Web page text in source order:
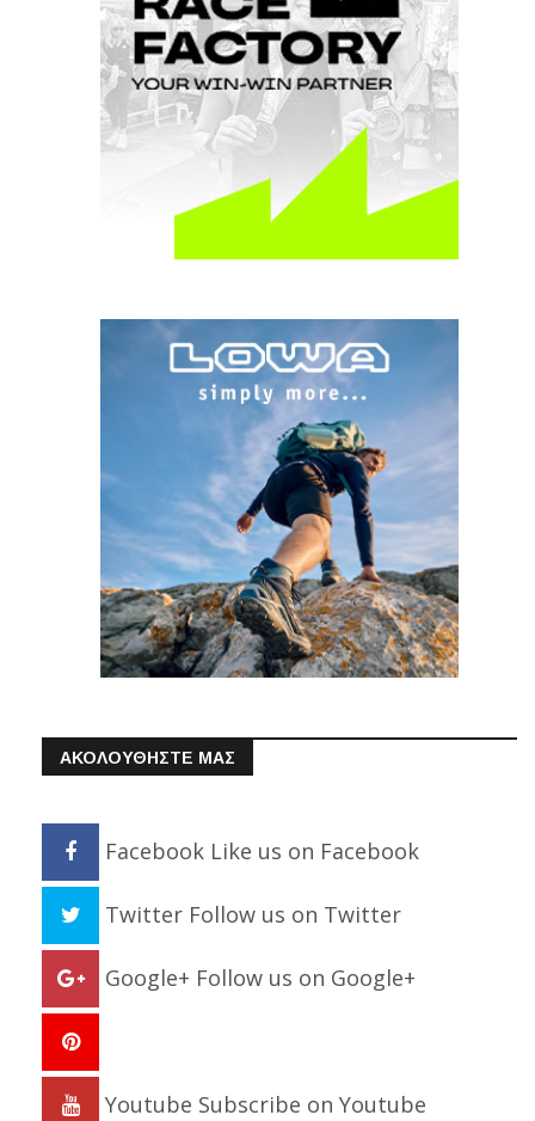
ΑΚΟΛΟΥΘΗΣΤΕ ΜΑΣ
Facebook Like us on Facebook
Twitter Follow us on Twitter
Google+ Follow us on Google+
Youtube Subscribe on Youtube